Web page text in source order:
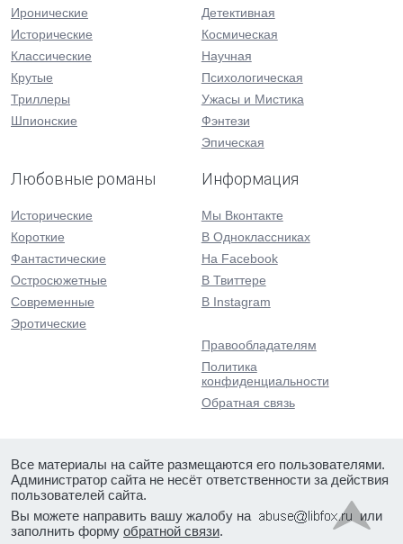
Иронические
Исторические
Классические
Крутые
Триллеры
Шпионские
Детективная
Космическая
Научная
Психологическая
Ужасы и Мистика
Фэнтези
Эпическая
Любовные романы
Исторические
Короткие
Фантастические
Остросюжетные
Современные
Эротические
Информация
Мы Вконтакте
В Одноклассниках
На Facebook
В Твиттере
В Instagram
Правообладателям
Политика
конфиденциальности
Обратная связь
Все материалы на сайте размещаются его пользователями.
Администратор сайта не несёт ответственности за действия
пользователей сайта.
Вы можете направить вашу жалобу на
или
заполнить форму обратной связи.